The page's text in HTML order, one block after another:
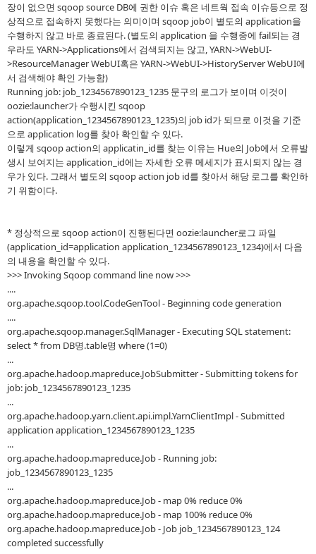
장이 없으면 sqoop source DB에 권한 이슈 혹은 네트웍 접속 이슈등으로 정
상적으로 접속하지 못했다는 의미이며 sqoop job이 별도의 application을
수행하지 않고 바로 종료된다. (별도의 application 을 수행중에 fail되는 경
우라도 YARN->Applications에서 검색되지는 않고, YARN->WebUI-
>ResourceManager WebUI혹은 YARN->WebUI->HistoryServer WebUI에
서 검색해야 확인 가능함)
Running job: job_1234567890123_1235 문구의 로그가 보이며 이것이
oozie:launcher가 수행시킨 sqoop
action(application_1234567890123_1235)의 job id가 되므로 이것을 기준
으로 application log를 찾아 확인할 수 있다.
이렇게 sqoop action의 applicatin_id를 찾는 이유는 Hue의 Job에서 오류발
생시 보여지는 application_id에는 자세한 오류 메세지가 표시되지 않는 경
우가 있다. 그래서 별도의 sqoop action job id를 찾아서 해당 로그를 확인하
기 위함이다.
* 정상적으로 sqoop action이 진행된다면 oozie:launcher로그 파일
(application_id=application application_1234567890123_1234)에서 다음
의 내용을 확인할 수 있다.
>>> Invoking Sqoop command line now >>>
....
org.apache.sqoop.tool.CodeGenTool - Beginning code generation
....
org.apache.sqoop.manager.SqlManager - Executing SQL statement:
select * from DB명.table명 where (1=0)
...
org.apache.hadoop.mapreduce.JobSubmitter - Submitting tokens for
job: job_1234567890123_1235
...
org.apache.hadoop.yarn.client.api.impl.YarnClientImpl - Submitted
application application_1234567890123_1235
...
org.apache.hadoop.mapreduce.Job - Running job:
job_1234567890123_1235
...
org.apache.hadoop.mapreduce.Job - map 0% reduce 0%
org.apache.hadoop.mapreduce.Job - map 100% reduce 0%
org.apache.hadoop.mapreduce.Job - Job job_1234567890123_124
completed successfully